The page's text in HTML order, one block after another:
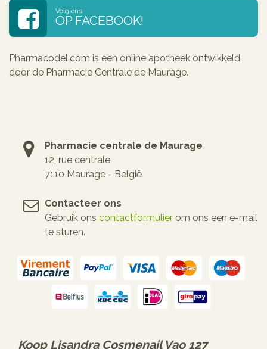
Volg ons
OP FACEBOOK!
Pharmacodel.com is een online apotheek ontwikkeld
door de Pharmacie Centrale de Maurage.
Pharmacie centrale de Maurage
12, rue centrale
7110 Maurage - België
Contacteer ons
Gebruik ons contactformulier om ons een e-mail
te sturen.
Koop Lisandra Cosmenail Vao 127